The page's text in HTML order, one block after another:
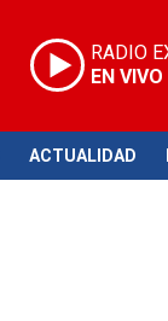
RADIO
EN VIVO
ACTUALIDAD